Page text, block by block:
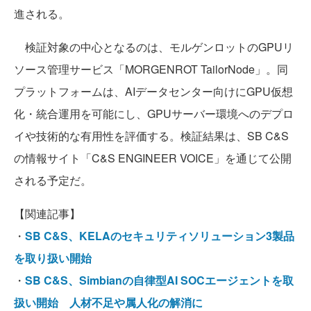
進される。
検証対象の中心となるのは、モルゲンロットのGPUリ
ソース管理サービス「MORGENROT TailorNode」。同
プラットフォームは、AIデータセンター向けにGPU仮想
化・統合運用を可能にし、GPUサーバー環境へのデプロ
イや技術的な有用性を評価する。検証結果は、SB C&S
の情報サイト「C&S ENGINEER VOICE」を通じて公開
される予定だ。
【関連記事】
・ SB C&S、KELAのセキュリティソリューション3製品
を取り扱い開始
・ SB C&S、Simbianの自律型AI SOCエージェントを取
扱い開始 人材不足や属人化の解消に